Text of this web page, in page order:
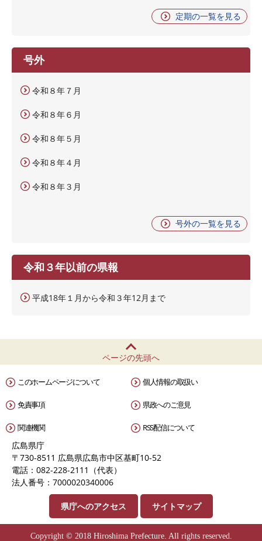
定期の一覧を見る
号外
令和８年７月
令和８年６月
令和８年５月
令和８年４月
令和８年３月
号外の一覧を見る
令和３年以前の県報
平成18年１月から令和３年12月まで
ページの先頭へ
このホームページについて 個人情報の取扱い
免責事項 県政へのご意見
関連機関 RSS配信について
広島県庁
〒730-8511 広島県広島市中区基町10-52
電話：082-228-2111（代表）
法人番号：7000020340006
県庁へのアクセス サイトマップ
Copyright © 2018 Hiroshima Prefecture. All rights reserved.